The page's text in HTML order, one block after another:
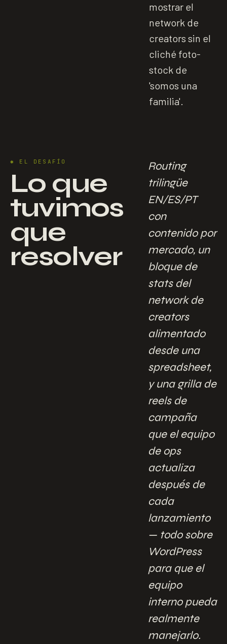
mostrar el
network de
creators sin el
cliché foto-
stock de
'somos una
familia'.
✱ EL DESAFÍO
Lo que
tuvimos
que
resolver
Routing
trilingüe
EN/ES/PT
con
contenido por
mercado, un
bloque de
stats del
network de
creators
alimentado
desde una
spreadsheet,
y una grilla de
reels de
campaña
que el equipo
de ops
actualiza
después de
cada
lanzamiento
— todo sobre
WordPress
para que el
equipo
interno pueda
realmente
manejarlo.